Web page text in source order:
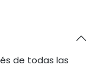
de todas las